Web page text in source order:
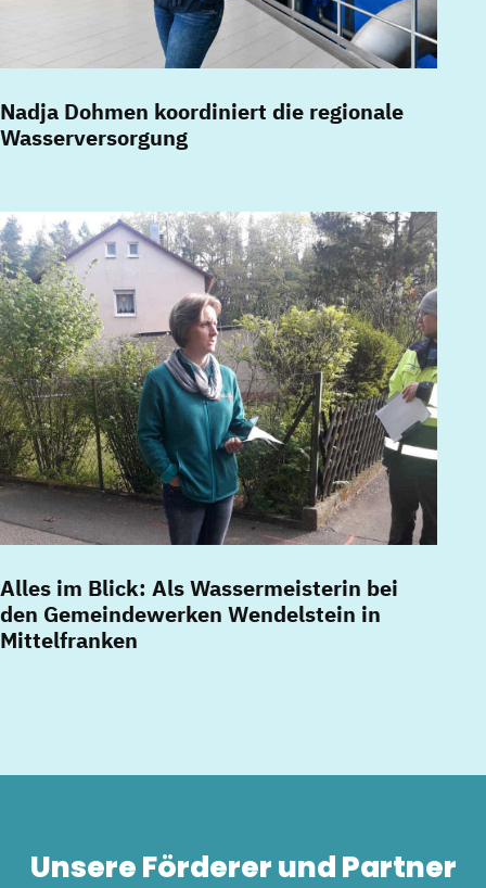
Nadja Dohmen koordiniert die regionale
Wasserversorgung
Alles im Blick: Als Wassermeisterin bei
den Gemeindewerken Wendelstein in
Mittelfranken
Unsere Förderer und Partner